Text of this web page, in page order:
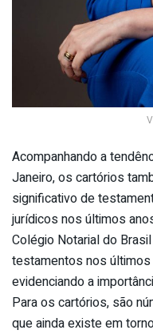
Acompanhando a
Janeiro, os cartórios
significativo de
jurídicos nos últimos
Colégio Notarial do
testamentos nos
evidenciando a
Para os cartórios, são
que ainda existe em